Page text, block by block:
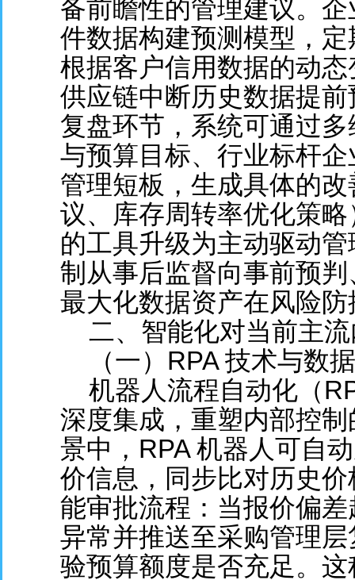
备前瞻性的管理建议。
件数据构建预测模型，
根据客户信用数据的动
供应链中断历史数据提
复盘环节，系统可通过
与预算目标、行业标杆
管理短板，生成具体的
议、库存周转率优化策
的工具升级为主动驱动
制从事后监督向事前预
最大化数据资产在风险
二、智能化对当前主流
（一）RPA 技术与数
机器人流程自动化（
深度集成，重塑内部控
景中，RPA 机器人可自
价信息，同步比对历史
能审批流程：当报价偏
异常并推送至采购管理
验预算额度是否充足。